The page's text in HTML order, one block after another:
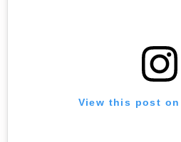
View this post